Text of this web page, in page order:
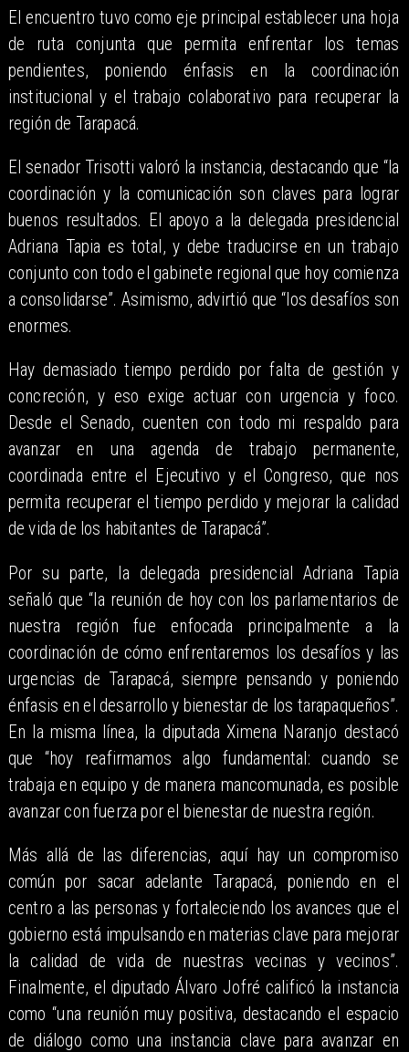
El encuentro tuvo como eje principal establecer una hoja
de ruta conjunta que permita enfrentar los temas
pendientes, poniendo énfasis en la coordinación
institucional y el trabajo colaborativo para recuperar la
región de Tarapacá.
El senador Trisotti valoró la instancia, destacando que “la
coordinación y la comunicación son claves para lograr
buenos resultados. El apoyo a la delegada presidencial
Adriana Tapia es total, y debe traducirse en un trabajo
conjunto con todo el gabinete regional que hoy comienza
a consolidarse”. Asimismo, advirtió que “los desafíos son
enormes.
Hay demasiado tiempo perdido por falta de gestión y
concreción, y eso exige actuar con urgencia y foco.
Desde el Senado, cuenten con todo mi respaldo para
avanzar en una agenda de trabajo permanente,
coordinada entre el Ejecutivo y el Congreso, que nos
permita recuperar el tiempo perdido y mejorar la calidad
de vida de los habitantes de Tarapacá”.
Por su parte, la delegada presidencial Adriana Tapia
señaló que “la reunión de hoy con los parlamentarios de
nuestra región fue enfocada principalmente a la
coordinación de cómo enfrentaremos los desafíos y las
urgencias de Tarapacá, siempre pensando y poniendo
énfasis en el desarrollo y bienestar de los tarapaqueños”.
En la misma línea, la diputada Ximena Naranjo destacó
que “hoy reafirmamos algo fundamental: cuando se
trabaja en equipo y de manera mancomunada, es posible
avanzar con fuerza por el bienestar de nuestra región.
Más allá de las diferencias, aquí hay un compromiso
común por sacar adelante Tarapacá, poniendo en el
centro a las personas y fortaleciendo los avances que el
gobierno está impulsando en materias clave para mejorar
la calidad de vida de nuestras vecinas y vecinos”.
Finalmente, el diputado Álvaro Jofré calificó la instancia
como “una reunión muy positiva, destacando el espacio
de diálogo como una instancia clave para avanzar en